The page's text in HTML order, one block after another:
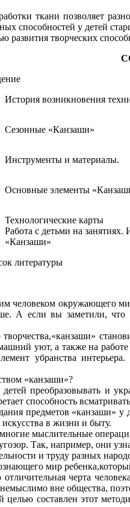
ткани позволяет
способностей у детей
развития творческих
История возникновения
Сезонные «Канзаши»
Инструменты и материалы.
Основные элементы
Технологические карты
Работа с детьми на
«Канзаши»
литературы
человеком окружающего
А если вы заметили,
творчества,«канзаши»
уют, а также на
убранства
«канзаши»?
преобразовывать и
способность
предметов
в жизни и быту.
мыслительные
Так, например, они
и труду разных
мир
черта
вне общества,
составлен этот